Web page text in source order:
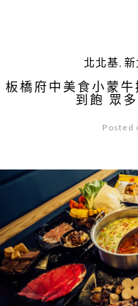
北北基,新
板橋府中美食小蒙
到飽 眾
Posted